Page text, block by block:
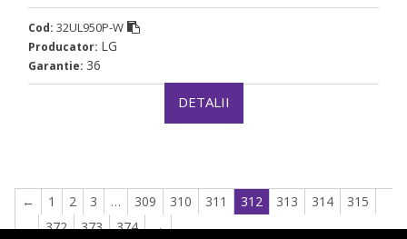
Cod: 32UL950P-W
Producator: LG
Garantie: 36
DETALII
← 1 2 3 … 309 310 311 312 313 314
315
…
372 373 374 →